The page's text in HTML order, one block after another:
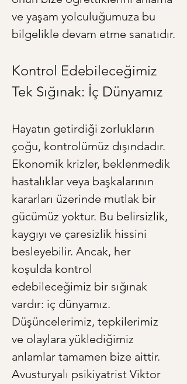
ve yaşam yolculuğumuza bu
bilgelikle devam etme sanatıdır.
Kontrol Edebileceğimiz
Tek Sığınak: İç Dünyamız
Hayatın getirdiği zorlukların
çoğu, kontrolümüz dışındadır.
Ekonomik krizler, beklenmedik
hastalıklar veya başkalarının
kararları üzerinde mutlak bir
gücümüz yoktur. Bu belirsizlik,
kaygıyı ve çaresizlik hissini
besleyebilir. Ancak, her
koşulda kontrol
edebileceğimiz bir sığınak
vardır: iç dünyamız.
Düşüncelerimiz, tepkilerimiz
ve olaylara yüklediğimiz
anlamlar tamamen bize aittir.
Avusturyalı psikiyatrist Viktor